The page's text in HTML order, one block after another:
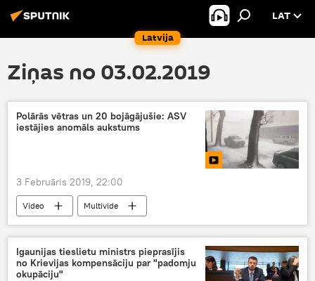
Latvija
LAT
Ziņas no 03.02.2019
Polārās vētras un 20 bojāgājušie: ASV
iestājies anomāls aukstums
3 Februāris 2019, 22:00
Video Multivide
Igaunijas tieslietu ministrs pieprasījis
no Krievijas kompensāciju par "padomju
okupāciju"